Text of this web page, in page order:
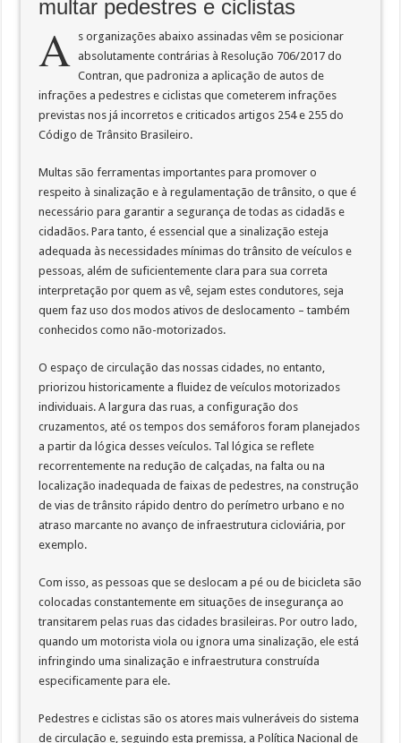
multar pedestres e ciclistas
A s organizações abaixo assinadas vêm se posicionar
absolutamente contrárias à Resolução 706/2017 do
Contran, que padroniza a aplicação de autos de
infrações a pedestres e ciclistas que cometerem infrações
previstas nos já incorretos e criticados artigos 254 e 255 do
Código de Trânsito Brasileiro.
Multas são ferramentas importantes para promover o
respeito à sinalização e à regulamentação de trânsito, o que é
necessário para garantir a segurança de todas as cidadãs e
cidadãos. Para tanto, é essencial que a sinalização esteja
adequada às necessidades mínimas do trânsito de veículos e
pessoas, além de suficientemente clara para sua correta
interpretação por quem as vê, sejam estes condutores, seja
quem faz uso dos modos ativos de deslocamento – também
conhecidos como não-motorizados.
O espaço de circulação das nossas cidades, no entanto,
priorizou historicamente a fluidez de veículos motorizados
individuais. A largura das ruas, a configuração dos
cruzamentos, até os tempos dos semáforos foram planejados
a partir da lógica desses veículos. Tal lógica se reflete
recorrentemente na redução de calçadas, na falta ou na
localização inadequada de faixas de pedestres, na construção
de vias de trânsito rápido dentro do perímetro urbano e no
atraso marcante no avanço de infraestrutura cicloviária, por
exemplo.
Com isso, as pessoas que se deslocam a pé ou de bicicleta são
colocadas constantemente em situações de insegurança ao
transitarem pelas ruas das cidades brasileiras. Por outro lado,
quando um motorista viola ou ignora uma sinalização, ele está
infringindo uma sinalização e infraestrutura construída
especificamente para ele.
Pedestres e ciclistas são os atores mais vulneráveis do sistema
de circulação e, seguindo esta premissa, a Política Nacional de